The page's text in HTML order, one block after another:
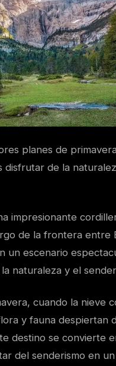
planes de
disfrutar de la
impresionante
de la frontera entre
un escenario
naturaleza y el
cuando la nieve
y fauna despiertan
destino se convierte
del senderismo en